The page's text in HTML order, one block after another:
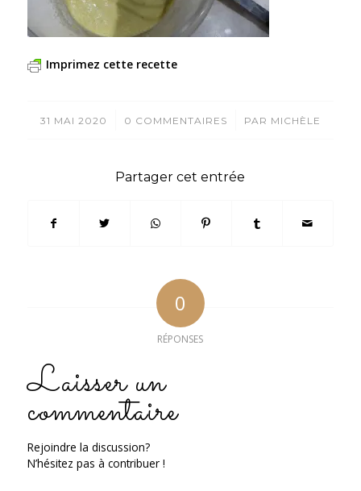
Imprimez cette recette
31 MAI 2020
/ 0 COMMENTAIRES
/ PAR MICHÈLE
Partager cet entrée
0
RÉPONSES
Laisser un
commentaire
Rejoindre la discussion?
N’hésitez pas à contribuer !